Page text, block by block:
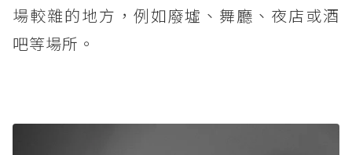
場較雜的地方，例如廢墟、舞廳、夜店或酒
吧等場所。